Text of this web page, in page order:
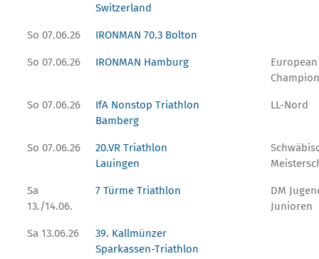
Switzerland
So 07.06.26 IRONMAN 70.3 Bolton
So 07.06.26 IRONMAN Hamburg
European
So 07.06.26
IfA Nonstop Triathlon
Bamberg
LL-Nord
So 07.06.26
20.VR Triathlon
Lauingen
Sa
13./14.06.
7 Türme Triathlon
DM
Junioren
Sa 13.06.26
39. Kallmünzer
Sparkassen-Triathlon